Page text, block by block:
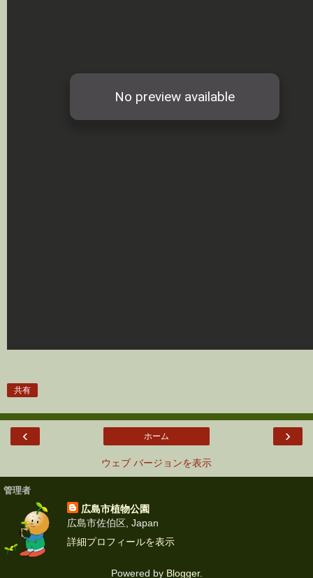
共有
‹ ›
ホーム
ウェブ バージョンを表示
管理者
広島市植物公園
広島市佐伯区, Japan
詳細プロフィールを表示
Powered by Blogger.